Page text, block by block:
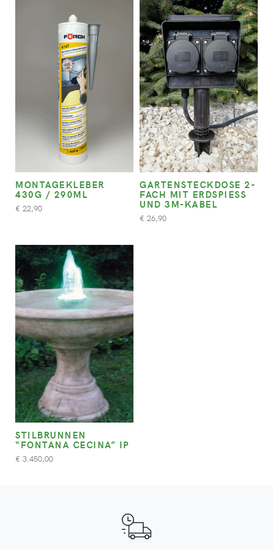
MONTAGEKLEBER
430G / 290ML
€ 22,90
GARTENSTECKDOSE 2-
FACH MIT ERDSPIESS U
ND 3M-KABEL
€ 26,90
STILBRUNNEN
“FONTANA CECINA” IP
€ 3.450,00